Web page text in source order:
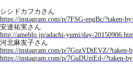
シシドカフカさん
https://instagram.com/p/7FSG-epgBc/?taken-
安達祐実さん
http://ameblo.jp/adachi-yumi/day-
河北麻友子さん
https://instagram.com/p/7GozVDtEVZ/
https://instagram.com/p/7GuDUztEd-/?taken-